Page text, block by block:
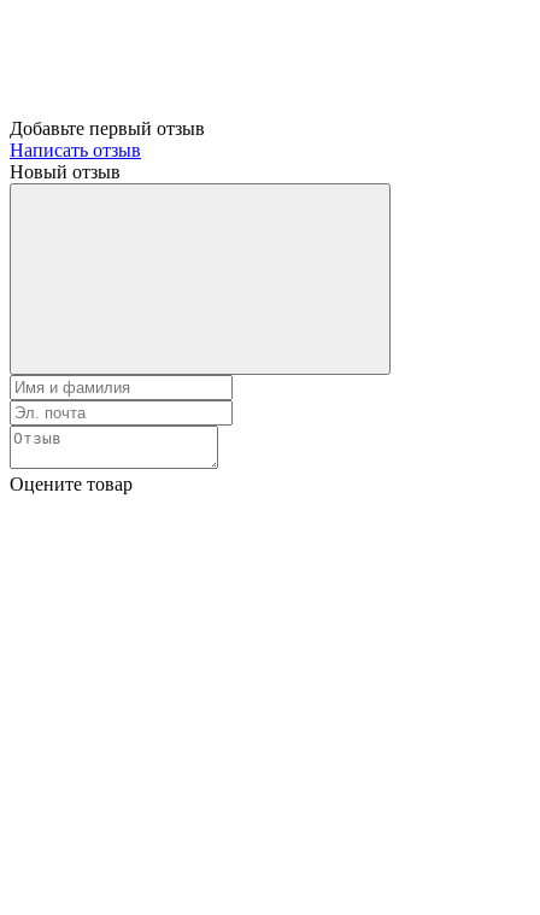
Добавьте первый отзыв
Написать отзыв
Новый отзыв
Оцените товар